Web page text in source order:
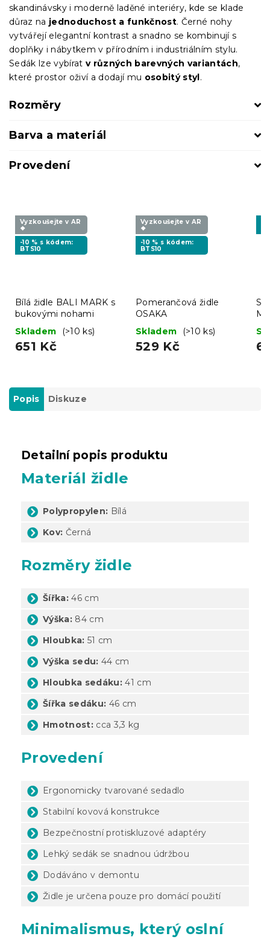
skandinávsky i moderně laděné interiéry, kde se klade
důraz na jednoduchost a funkčnost. Černé nohy
vytvářejí elegantní kontrast a snadno se kombinují s
doplňky i nábytkem v přírodním i industriálním stylu.
Sedák lze vybíratv různých barevných variantách,
které prostor oživí a dodají mu osobitý styl.
Rozměry
Barva a materiál
Provedení
Vyzkoušejte v AR
❖
-10 % s kódem:
BTS10
Bílá židle BALI MARK s
bukovými nohami
Skladem
(>10 ks)
651 Kč
Vyzkoušejte v AR
❖
-10 % s kódem:
BTS10
Pomerančová židle
OSAKA
Skladem
(>10 ks)
529 Kč
Popis Diskuze
Detailní popis produktu
Materiál židle
Polypropylen: Bílá
Kov: Černá
Rozměry židle
Šířka: 46 cm
Výška: 84 cm
Hloubka: 51 cm
Výška sedu: 44 cm
Hloubka sedáku: 41 cm
Šířka sedáku: 46 cm
Hmotnost: cca 3,3 kg
Provedení
Ergonomicky tvarované sedadlo
Stabilní kovová konstrukce
Bezpečnostní protiskluzové adaptéry
Lehký sedák se snadnou údržbou
Dodáváno v demontu
Židle je určena pouze pro domácí použití
Minimalismus, který oslní